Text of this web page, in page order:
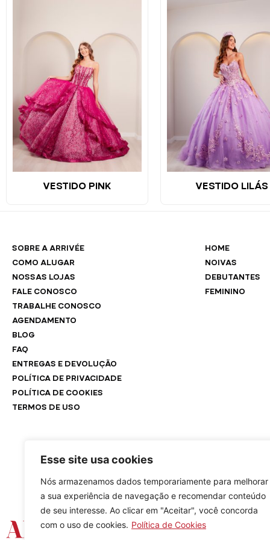
Esse site usa cookies
Nós armazenamos dados temporariamente para melhorar
a sua experiência de navegação e recomendar conteúdo
de seu interesse. Ao clicar em "Aceitar", você concorda
com o uso de cookies. Política de Cookies
VESTIDO PINK VESTIDO LILÁS
SOBRE A ARRIVÉE
COMO ALUGAR
NOSSAS LOJAS
FALE CONOSCO
TRABALHE CONOSCO
AGENDAMENTO
BLOG
FAQ
ENTREGAS E DEVOLUÇÃO
POLÍTICA DE PRIVACIDADE
POLÍTICA DE COOKIES
TERMOS DE USO
HOME
NOIVAS
DEBUTANTES
FEMININO